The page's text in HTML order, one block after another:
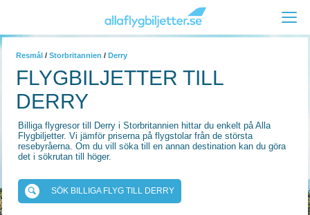
Resmål / Storbritannien / Derry
FLYGBILJETTER TILL
DERRY
Billiga flygresor till Derry i Storbritannien hittar du enkelt på Alla
Flygbiljetter. Vi jämför priserna på flygstolar från de största
resebyråerna. Om du vill söka till en annan destination kan du göra
det i sökrutan till höger.
SÖK BILLIGA FLYG TILL DERRY